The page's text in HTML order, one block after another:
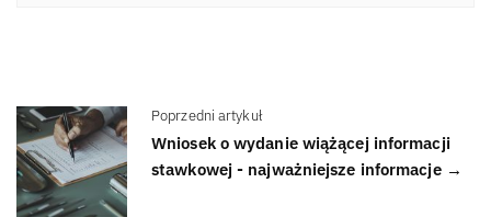
Poprzedni artykuł
Wniosek o wydanie wiążącej informacji
stawkowej - najważniejsze informacje →